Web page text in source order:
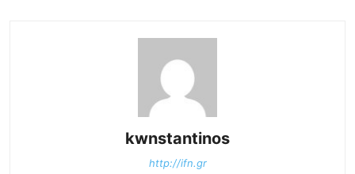
kwnstantinos
http://ifn.gr